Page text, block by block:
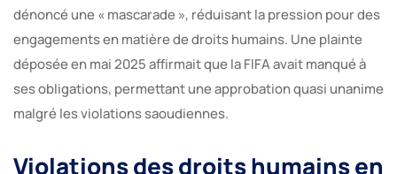
dénoncé une « mascarade », réduisant la pression pour des
engagements en matière de droits humains. Une plainte
déposée en mai 2025 affirmait que la FIFA avait manqué à
ses obligations, permettant une approbation quasi unanime
malgré les violations saoudiennes.
Violations des droits humains en